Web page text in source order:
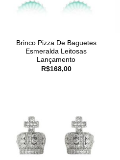
Brinco Pizza De Baguetes
Esmeralda Leitosas
Lançamento
R$168,00